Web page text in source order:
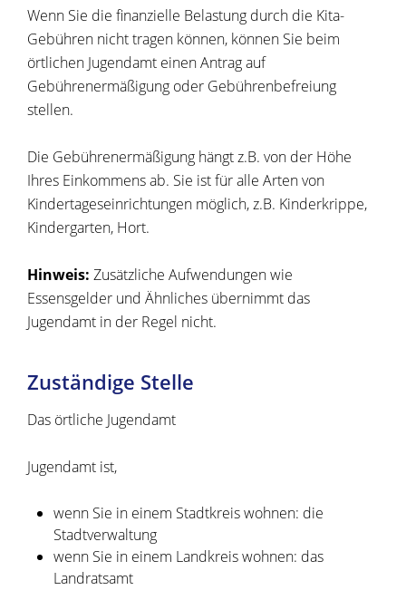
Wenn Sie die finanzielle Belastung durch die Kita-
Gebühren nicht tragen können, können Sie beim
örtlichen Jugendamt einen Antrag auf
Gebührenermäßigung oder Gebührenbefreiung
stellen.
Die Gebührenermäßigung hängt z.B. von der Höhe
Ihres Einkommens ab. Sie ist für alle Arten von
Kindertageseinrichtungen möglich, z.B. Kinderkrippe,
Kindergarten, Hort.
Hinweis: Zusätzliche Aufwendungen wie
Essensgelder und Ähnliches übernimmt das
Jugendamt in der Regel nicht.
Zuständige Stelle
Das örtliche Jugendamt
Jugendamt ist,
wenn Sie in einem Stadtkreis wohnen: die
Stadtverwaltung
wenn Sie in einem Landkreis wohnen: das
Landratsamt